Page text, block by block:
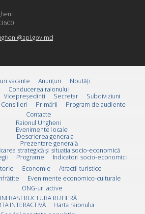
vacante Anunțuri
Noutăți
Conducerea raionului
Vicepreşedinţi Secretar
Subdiviziuni
Consilieri Primării
Program de audiente
Contacte
Raionul Ungheni
Evenimente locale
Descrierea generala
Prezentare generală
strategică și situația socio-economică
Programe
Indicatori socio-economici
Economie
Atracții turistice
Evenimente economico-culturale
ONG-uri active
INFRASTRUCTURA RUTIERĂ
INTERACTIVĂ
Harta raionului